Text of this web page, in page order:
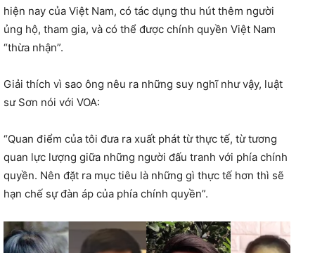
hiện nay của Việt Nam, có tác dụng thu hút thêm người
ủng hộ, tham gia, và có thể được chính quyền Việt Nam
“thừa nhận”.
Giải thích vì sao ông nêu ra những suy nghĩ như vậy, luật
sư Sơn nói với VOA:
“Quan điểm của tôi đưa ra xuất phát từ thực tế, từ tương
quan lực lượng giữa những người đấu tranh với phía chính
quyền. Nên đặt ra mục tiêu là những gì thực tế hơn thì sẽ
hạn chế sự đàn áp của phía chính quyền”.